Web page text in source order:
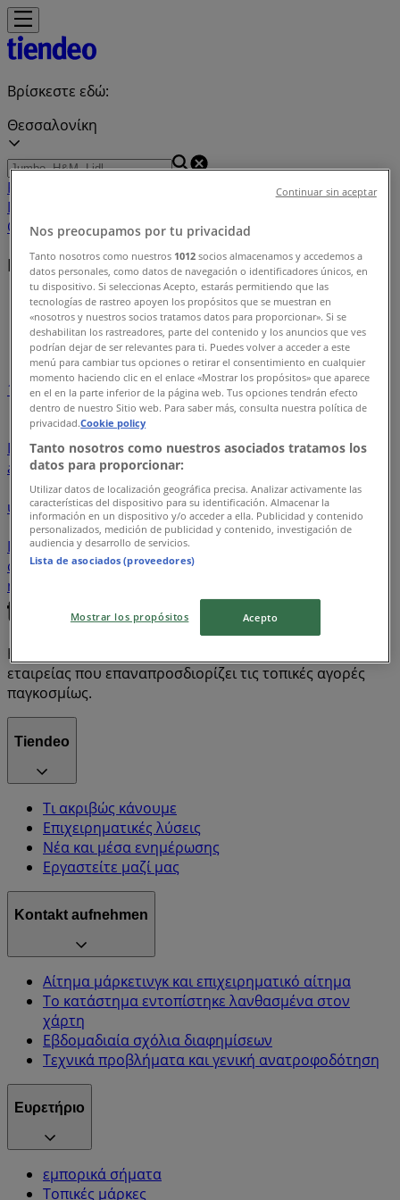
Βρίσκεστε εδώ:
Θεσσαλονίκη
Featured Σπίτι & ΚήποςΠαιδιά &
Παιχνίδια
ΟμορφιάΕστιατόρια ΜηχανοκίνησηΤαξίδια
Ευρετήριο προσφορών στην Θεσσαλονίκη
Tiendeo σε Θεσσαλονίκη»
Ευρετήριο προσφορών
1
3
Σούπερ Μάρκετ
Ηλεκτρονικά
Παιδιά & Παιχνίδια
Εστιατόρια
Υγεία & Ομορφιά
antivirus
ήχος λεκάνη
βερνίκι νυχιών
παντελόνι είδη γραφείου
γραφική
ύλη
μπισκότα σαλόνι ημερολόγιο καφές
κουζίνα
DIY
πορτοφόλι άρωμα κουτί κρέμα
ΚΡΕΜΑ
ΠΡΟΣΩΠΟΥ
κόλλα ποδιά
αρωματικό κερί
τραπέζι τραπέζι κήπου
ήχος
Η Tiendeo είναι μέρος της Shopfully, της τεχνολογικής
εταιρείας που επαναπροσδιορίζει τις τοπικές αγορές
παγκοσμίως.
Tiendeo
Τι ακριβώς κάνουμε
Επιχειρηματικές λύσεις
Νέα και μέσα ενημέρωσης
Εργαστείτε μαζί μας
Kontakt aufnehmen
Αίτημα μάρκετινγκ και επιχειρηματικό αίτημα
Το κατάστημα εντοπίστηκε λανθασμένα στον
χάρτη
Εβδομαδιαία σχόλια διαφημίσεων
Τεχνικά προβλήματα και γενική ανατροφοδότηση
Ευρετήριο
εμπορικά σήματα
Τοπικές μάρκες
Nos preocupamos por tu privacidad
Tanto nosotros como nuestros 1012 socios almacenamos y accedemos a
datos personales, como datos de navegación o identificadores únicos, en
tu dispositivo. Si seleccionas Acepto, estarás permitiendo que las
tecnologías de rastreo apoyen los propósitos que se muestran en
«nosotros y nuestros socios tratamos datos para proporcionar». Si se
deshabilitan los rastreadores, parte del contenido y los anuncios que ves
podrían dejar de ser relevantes para ti. Puedes volver a acceder a este
menú para cambiar tus opciones o retirar el consentimiento en cualquier
momento haciendo clic en el enlace «Mostrar los propósitos» que aparece
en el en la parte inferior de la página web. Tus opciones tendrán efecto
dentro de nuestro Sitio web. Para saber más, consulta nuestra política de
privacidad.Cookie policy
Tanto nosotros como nuestros asociados tratamos los
datos para proporcionar:
Utilizar datos de localización geográfica precisa. Analizar activamente las
características del dispositivo para su identificación. Almacenar la
información en un dispositivo y/o acceder a ella. Publicidad y contenido
personalizados, medición de publicidad y contenido, investigación de
audiencia y desarrollo de servicios.
Lista de asociados (proveedores)
Mostrar los propósitos Acepto
Continuar sin aceptar